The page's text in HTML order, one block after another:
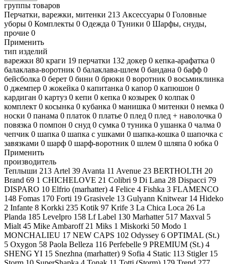
группы товаров
Перчатки, варежки, митенки 213 Аксессуары 0 Головные
уборы 0 Комплекты 0 Одежда 0 Туники 0 Шарфы, снуды,
прочие 0
Применить
тип изделий
варежки 80 краги 19 перчатки 132 докер 0 кепка-арафатка 0
балаклава-воротник 0 балаклава-шлем 0 бандана 0 бафф 0
бейсболка 0 берет 0 бини 0 брюки 0 воротник 0 восьмиклинка
0 джемпер 0 жокейка 0 капитанка 0 капор 0 капюшон 0
кардиган 0 картуз 0 кепи 0 кепка 0 козырек 0 колпак 0
комплект 0 косынка 0 кубанка 0 манишка 0 митенки 0 немка 0
носки 0 панама 0 платок 0 платье 0 плед 0 плед + наволочка 0
повязка 0 помпон 0 снуд 0 сумка 0 туника 0 ушанка 0 чалма 0
чепчик 0 шапка 0 шапка с ушками 0 шапка-кошка 0 шапочка с
завязками 0 шарф 0 шарф-воротник 0 шлем 0 шляпа 0 юбка 0
Применить
производитель
Теплыши 213 Artel 39 Avanta 11 Avenue 23 BERTHOLTH 20
Brand 69 1 CHICHELOVE 21 Colibri 9 Di Lana 28 Dispacci 79
DISPARO 10 Elfrio (marhatter) 4 Felice 4 Fishka 3 FLAMENCO
148 Fomas 170 Forti 19 Grasivele 13 Gulyann Knitwear 14 Hideko
2 Infante 8 Korkki 235 Kotik 97 Krife 3 La Chica Loca 26 La
Planda 185 Levelpro 158 Lf Label 130 Marhatter 517 Maxval 5
Mialt 45 Mike Ambaroff 21 Miks 1 Miskorki 50 Modo 1
MONCHALIEU 17 NEW CAPS 102 Odyssey 6 OPTIMAL (St.)
5 Oxygon 58 Paola Belleza 116 Perfebelle 9 PREMIUM (St.) 4
SHENG YI 15 Snezhna (marhatter) 9 Sofia 4 Static 113 Stigler 15